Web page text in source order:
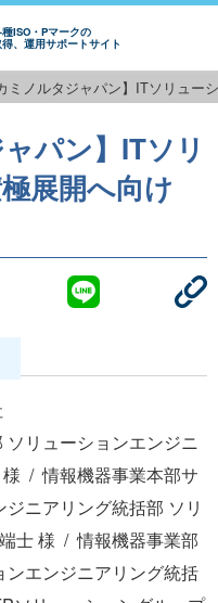
ISO・Pマークの
、運用サポートサイト
ミノルタジャパン】ITソリュ
パン】ITソリ
展開へ向け
リューションエンジニ
情報機器事業本部サ
ニアリング統括部 ソリ
士 様
情報機器事業部
エンジニアリング統括